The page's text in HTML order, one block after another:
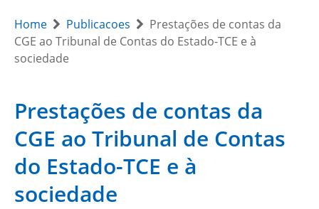
Home Publicacoes
Prestações de contas da
CGE ao Tribunal de Contas do Estado-TCE e à
sociedade
Prestações de contas da
CGE ao Tribunal de Contas
do Estado-TCE e à
sociedade